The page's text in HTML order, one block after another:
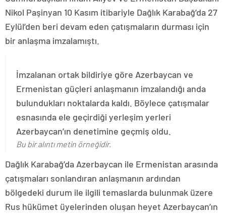
Nikol Paşinyan 10 Kasım itibariyle Dağlık Karabağ’da 27
Eylül’den beri devam eden çatışmaların durması için
bir anlaşma imzalamıştı.
İmzalanan ortak bildiriye göre Azerbaycan ve
Ermenistan güçleri anlaşmanın imzalandığı anda
bulundukları noktalarda kaldı. Böylece çatışmalar
esnasında ele geçirdiği yerleşim yerleri
Azerbaycan’ın denetimine geçmiş oldu.
Bu bir alıntı metin örneğidir.
Dağlık Karabağ’da Azerbaycan ile Ermenistan arasında
çatışmaları sonlandıran anlaşmanın ardından
bölgedeki durum ile ilgili temaslarda bulunmak üzere
Rus hükümet üyelerinden oluşan heyet Azerbaycan’ın